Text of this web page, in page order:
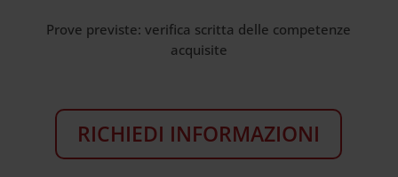
Prove previste: verifica scritta delle competenze
acquisite
RICHIEDI INFORMAZIONI